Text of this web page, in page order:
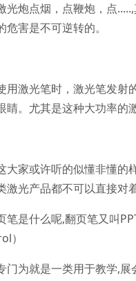
光炮点烟，点鞭炮，点
危害是不可逆转的。
用激光笔时，激光笔发射
睛。尤其是这种大功率的
大家或许听的似懂非懂的
激光产品都不可以直接对
笔是什么呢,翻页笔又叫
）
门为就是一类用于教学,